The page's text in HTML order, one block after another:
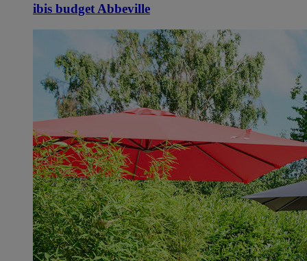
ibis budget Abbeville